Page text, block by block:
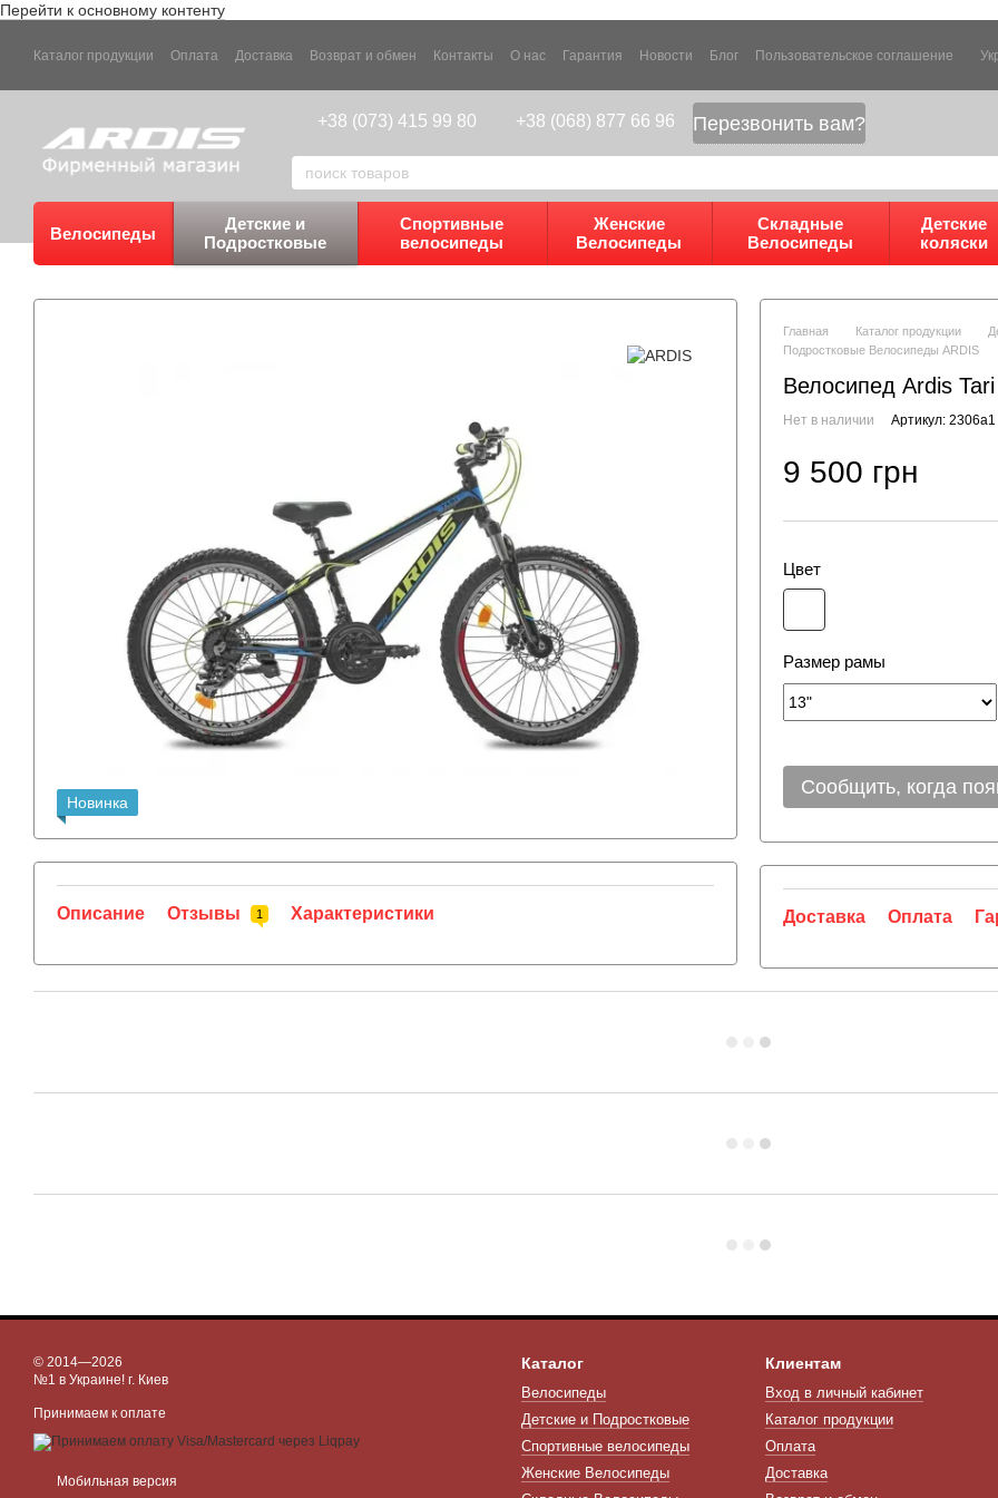
Перейти к основному контенту
Каталог продукции Оплата Доставка Возврат и обмен Контакты О нас Гарантия Новости Блог Пользовательское соглашение
+38 (073) 415 99 80 +38 (068) 877 66 96 Перезвонить вам?
Велосипеды
Детские и
Подростковые
Спортивные
велосипеды
Женские
Велосипеды
Складные
Велосипеды
Детские
коляски
Новинка
Описание Отзывы 1 Характеристики
Главная Каталог продукции
Подростковые Велосипеды ARDIS
Велосипед Ardis
Нет в наличии Артикул: 2306a1
9 500 грн
Цвет
Размер рамы
Сообщить, когда
Доставка Оплата
© 2014—2026
№1 в Украине! г. Киев
Принимаем к оплате
Мобильная версия
Каталог
Велосипеды
Детские и Подростковые
Спортивные велосипеды
Женские Велосипеды
Клиентам
Вход в личный кабинет
Каталог продукции
Оплата
Доставка